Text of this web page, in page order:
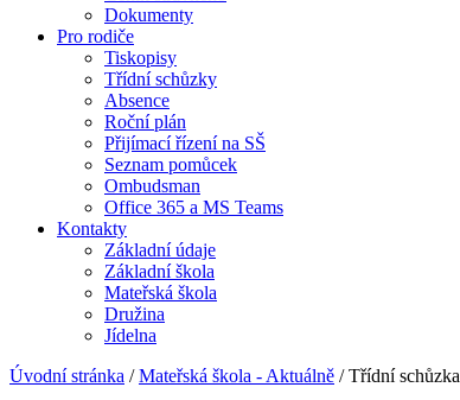
Dokumenty
Pro rodiče
Tiskopisy
Třídní schůzky
Absence
Roční plán
Přijímací řízení na SŠ
Seznam pomůcek
Ombudsman
Office 365 a MS Teams
Kontakty
Základní údaje
Základní škola
Mateřská škola
Družina
Jídelna
Úvodní stránka /Mateřská škola - Aktuálně /Třídní schůzka